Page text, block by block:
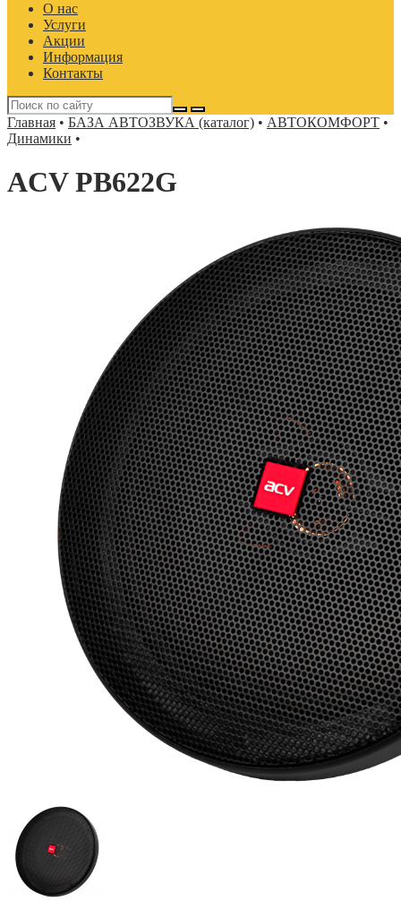
О нас
Услуги
Акции
Информация
Контакты
Главная • БАЗА АВТОЗВУКА (каталог) • АВТОКОМФОРТ •
Динамики •
ACV PB622G